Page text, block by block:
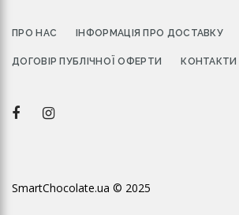
ПРО НАС ІНФОРМАЦІЯ ПРО ДОСТАВКУ
ДОГОВІР ПУБЛІЧНОЇ ОФЕРТИ КОНТАКТИ
SmartChocolate.ua © 2025